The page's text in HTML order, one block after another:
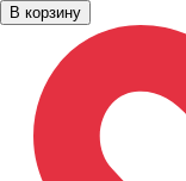
В корзину